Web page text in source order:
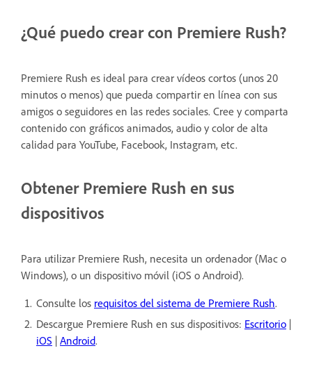
¿Qué puedo crear con Premiere Rush?
Premiere Rush es ideal para crear vídeos cortos (unos 20
minutos o menos) que pueda compartir en línea con sus
amigos o seguidores en las redes sociales. Cree y comparta
contenido con gráficos animados, audio y color de alta
calidad para YouTube, Facebook, Instagram, etc.
Obtener Premiere Rush en sus
dispositivos
Para utilizar Premiere Rush, necesita un ordenador (Mac o
Windows), o un dispositivo móvil (iOS o Android).
Consulte los requisitos del sistema de Premiere Rush.
Descargue Premiere Rush en sus dispositivos: Escritorio |
iOS | Android.